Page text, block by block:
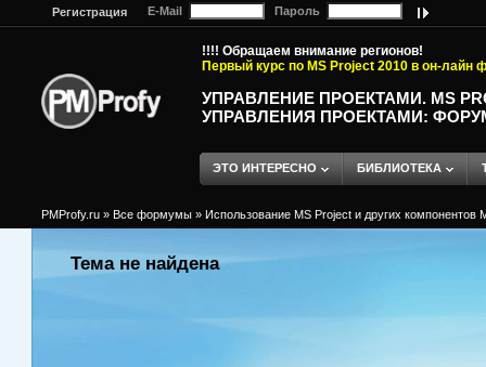
Регистрация E-Mail Пароль
!!!! Обращаем внимание регионов!
Первый курс по MS Project 2010 в он-лайн
УПРАВЛЕНИЕ ПРОЕКТАМИ. MS
УПРАВЛЕНИЯ ПРОЕКТАМИ:
ЭТО ИНТЕРЕСНО БИБЛИОТЕКА
PMProfy.ru » Все формумы » Использование MS Project и других компонентов
Тема не найдена